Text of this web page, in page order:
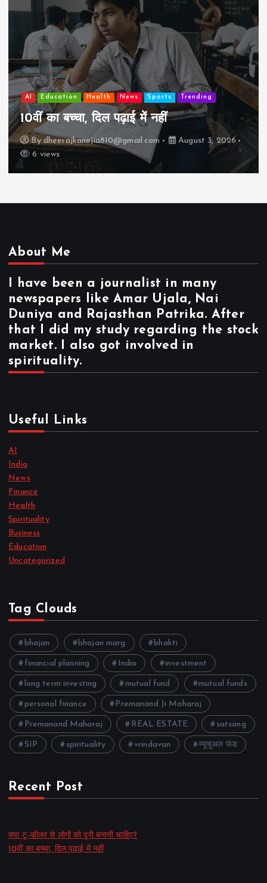
Trending
August 3, 2026
Education Lifestyle Mutual
झुग्गी में रहने वाला 10,000
कैसे “बड़ा आदमी” बन सकता है?
Bydheerajkanojia810@gmail.com
17 views
About Me
I have been a journalist in many
newspapers like Amar Ujala, Nai
Duniya and Rajasthan Patrika. After
that I did my study regarding the stock
market. I also got involved in
spirituality.
Useful Links
AI
India
News
Finance
Health
Spirituality
Business
Education
Uncategorized
Tag Clouds
bhajan bhajan marg bhakti
financial planning India investment
long term investing mutual fund mutual funds
personal finance Premanand Ji Maharaj
Premanand Maharaj REAL ESTATE satsang
SIP spirituality vrindavan म्यूचुअल फंड
Recent Post
क्या टू-व्हीलर से लोगों को दूरी बनानी चाहिए?
10वीं का बच्चा, दिल पढ़ाई में नहीं